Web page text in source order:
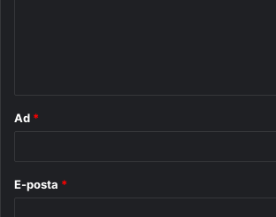
Ad *
E-posta *